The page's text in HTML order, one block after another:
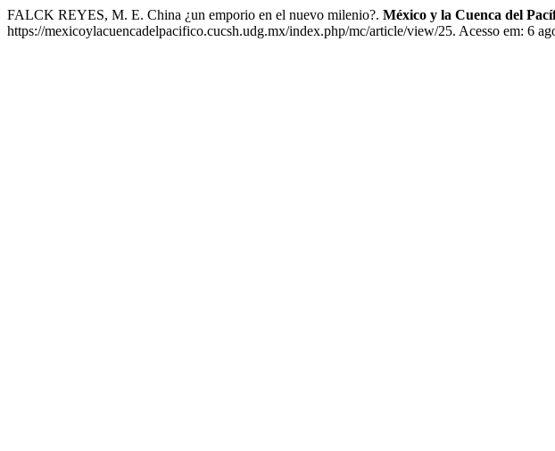
FALCK REYES, M. E. China ¿un emporio en el nuevo milenio?. México y la Cuenca del
https://mexicoylacuencadelpacifico.cucsh.udg.mx/index.php/mc/article/view/25. Acesso em: 6